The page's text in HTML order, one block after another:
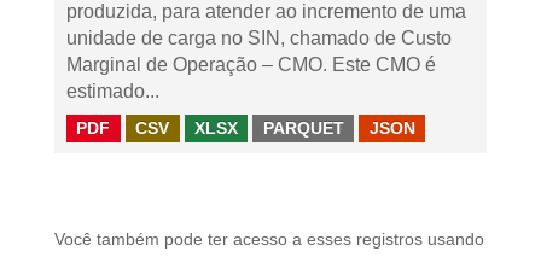
produzida, para atender ao incremento de uma
unidade de carga no SIN, chamado de Custo
Marginal de Operação – CMO. Este CMO é
estimado...
PDF CSV XLSX PARQUET JSON
Você também pode ter acesso a esses registros usando